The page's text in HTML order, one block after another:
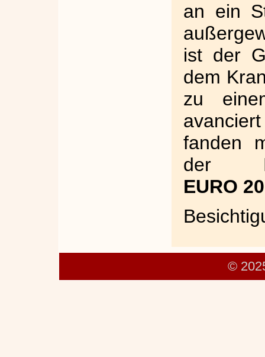
an ein
ist der
dem
zu
fanden
der
EURO
©